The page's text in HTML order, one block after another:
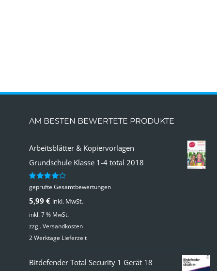
AM BESTEN BEWERTETE PRODUKTE
Arbeitsblätter & Kopiervorlagen
Grundschule Klasse 1-4 total 2018
Bewertet
von 5
geprüfte Gesamtbewertungen
5,99 € inkl. MwSt.
inkl. 7 % MwSt.
zzgl.Versandkosten
2 Werktage Lieferzeit
Bitdefender Total Security 1 Gerät 18